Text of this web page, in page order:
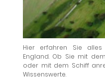
Hier erfahren Sie
England. Ob Sie mit
oder mit dem Schiff
Wissenswerte.